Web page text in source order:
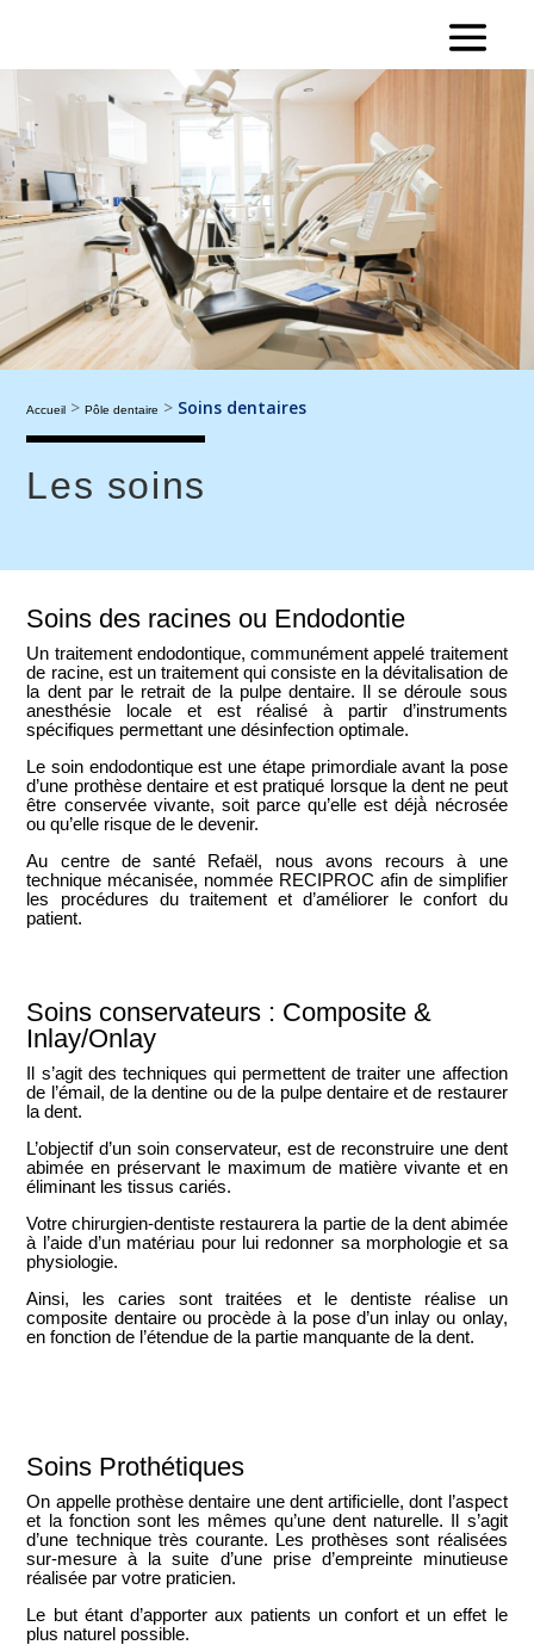
Accueil >Pôle dentaire > Soins dentaires
Les soins
Soins des racines ou Endodontie
Un traitement endodontique, communément appelé traitement
de racine, est un traitement qui consiste en la dévitalisation de
la dent par le retrait de la pulpe dentaire. Il se déroule sous
anesthésie locale et est réalisé à partir d’instruments
spécifiques permettant une désinfection optimale.
Le soin endodontique est une étape primordiale avant la pose
d’une prothèse dentaire et est pratiqué lorsque la dent ne peut
être conservée vivante, soit parce qu’elle est déjà̀ nécrosée
ou qu’elle risque de le devenir.
Au centre de santé Refaël, nous avons recours à une
technique mécanisée, nommée RECIPROC afin de simplifier
les procédures du traitement et d’améliorer le confort du
patient.
Soins conservateurs : Composite &
Inlay/Onlay
Il s’agit des techniques qui permettent detraiter une affection
de l’émail, de la dentine ou de la pulpe dentaireet de restaurer
la dent.
L’objectif d’un soin conservateur, est de reconstruire une dent
abimée en préservant le maximum de matière vivante et en
éliminant les tissus cariés.
Votre chirurgien-dentiste restaurera la partie de la dent abimée
à l’aide d’un matériau pour lui redonner sa morphologie et sa
physiologie.
Ainsi, les caries sont traitées et le dentiste réalise un
composite dentaire ou procède à la pose d’un inlay ou onlay,
en fonction de l’étendue de la partie manquante de la dent.
Soins Prothétiques
On appelle prothèse dentaire une dent artificielle, dont l’aspect
et la fonction sont les mêmes qu’une dent naturelle. Il s’agit
d’une technique très courante. Les prothèses sont réalisées
sur-mesure à la suite d’une prise d’empreinte minutieuse
réalisée par votre praticien.
Le but étant d’apporter aux patients un confort et un effet le
plus naturel possible.